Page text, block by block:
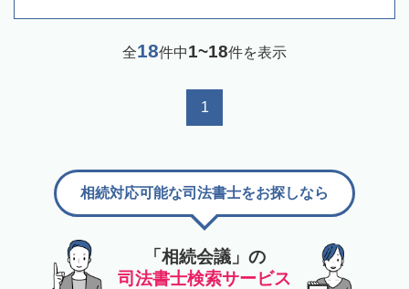
全18件中1~18件を表示
1
「相続会議」の
司法書士検索サービス
相続対応可能な司法書士をお探しなら